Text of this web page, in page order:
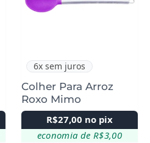
6x sem juros
Colher Para Arroz
Roxo Mimo
R$27,00 no pix
economia de R$3,00